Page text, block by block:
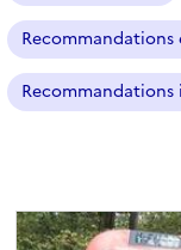
Recommandations
Recommandations